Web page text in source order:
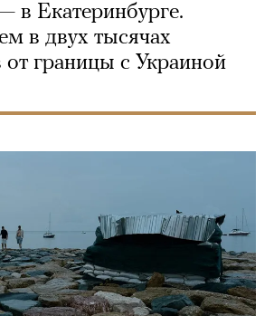
в Екатеринбурге.
в двух тысячах
границы с Украиной